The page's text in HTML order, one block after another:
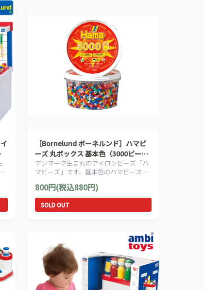
［Bornelund ボーネルンド］ハマビ
ーズ 丸ボックス 基本色（3000ピー
ス）
デンマーク生まれのアイロンビーズ「ハ
マビーズ」です。基本色のハマビーズが
800円(税込880円)
SOLD OUT